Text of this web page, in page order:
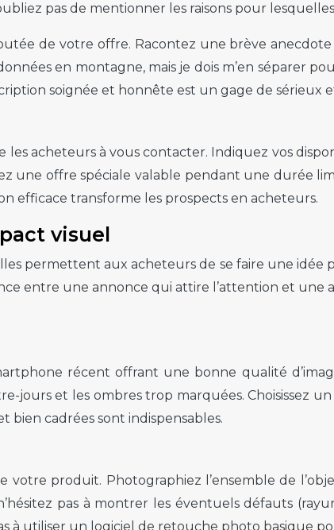
pas de mentionner les raisons pour
de votre offre. Racontez une brève
en montagne, mais je dois m’en séparer
soignée et honnête est un gage de sérieux
acheteurs à vous contacter. Indiquez vos
une offre spéciale valable pendant une durée
efficace transforme les prospects en acheteurs.
visuel
permettent aux acheteurs de se faire une idée
entre une annonce qui attire l’attention et une
récent offrant une bonne qualité
jours et les ombres trop marquées. Choisissez
bien cadrées sont indispensables.
produit. Photographiez l’ensemble de
pas à montrer les éventuels défauts
à utiliser un logiciel de retouche photo basique